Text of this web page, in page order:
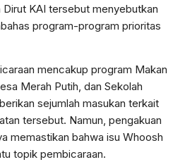
KAI tersebut menyebutkan
program-program prioritas
mencakup program Makan
Merah Putih, dan Sekolah
sejumlah masukan terkait
tersebut. Namun, pengakuan
memastikan bahwa isu Whoosh
topik pembicaraan.